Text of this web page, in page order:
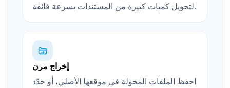
لتحويل كميات كبيرة من المستندات بسرعة فائقة.
إخراج مرن
احفظ الملفات المحولة في موقعها الأصلي، أو حدّد